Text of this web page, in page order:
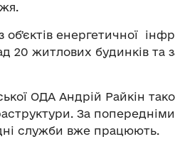
енергетичної
20 житлових будинків та
ОДА Андрій Райкін
За
служби вже працюють.